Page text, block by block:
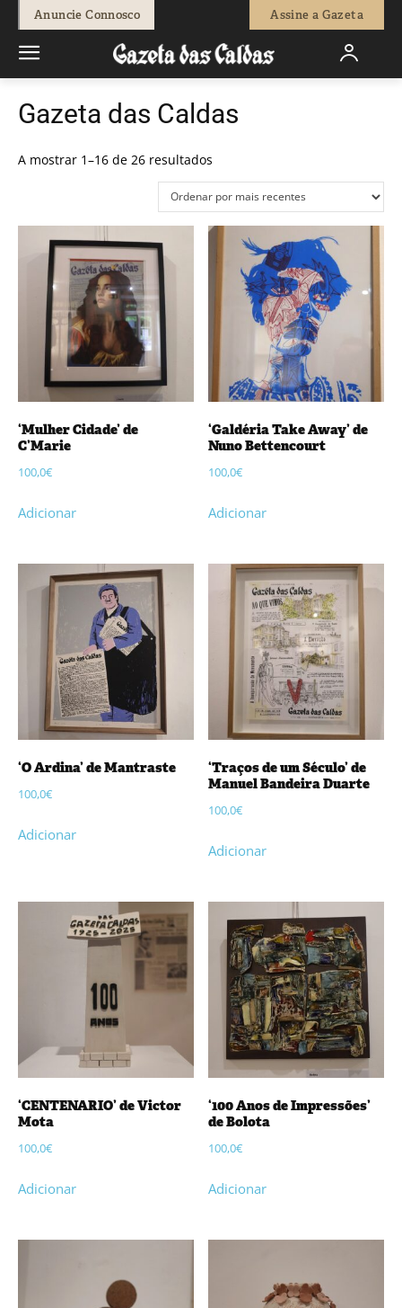
Anuncie Connosco Assine a Gazeta
Gazeta das Caldas
A mostrar 1–16 de 26 resultados
por
mais
recentes
‘Mulher Cidade’ de
C’Marie
100,0€
Adicionar
‘Galdéria Take Away’ de
Nuno Bettencourt
100,0€
Adicionar
‘O Ardina’ de Mantraste
100,0€
Adicionar
‘Traços de um Século’ de
Manuel Bandeira Duarte
100,0€
Adicionar
‘CENTENARIO’ de Victor
Mota
100,0€
Adicionar
‘100 Anos de Impressões’
de Bolota
100,0€
Adicionar